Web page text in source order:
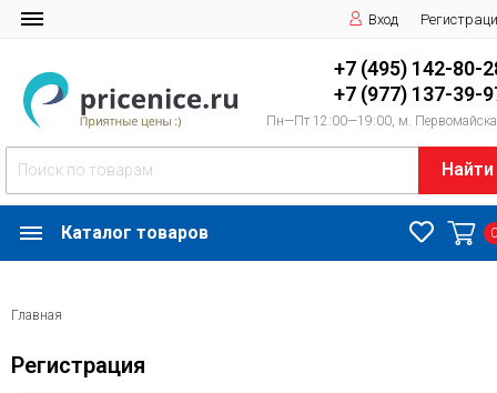
Вход
+7 (495) 142-80-
+7 (977) 137-39-
Пн—Пт 12:00—19:00, м.
Найти
Каталог товаров
Главная
Регистрация